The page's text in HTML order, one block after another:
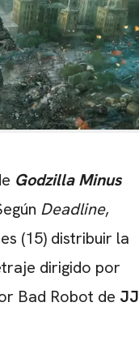
Godzilla Minus
Deadline,
(15) distribuir la
dirigido por
Bad Robot de JJ